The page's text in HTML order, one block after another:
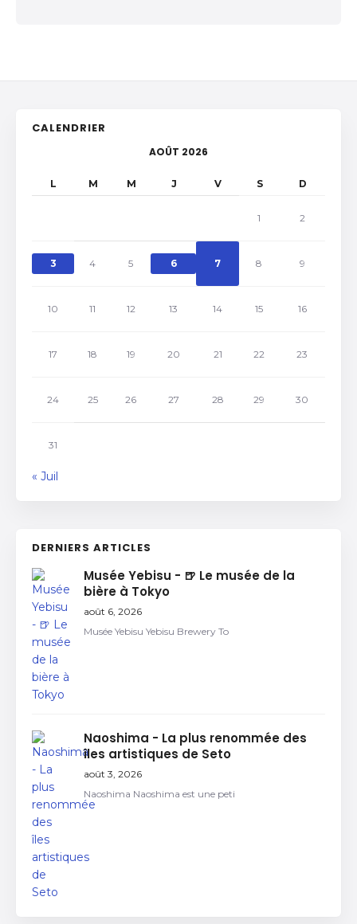
CALENDRIER
AOÛT 2026
L M M J V S D
1 2
3 4 5 6 7 8 9
10 11 12 13 14 15 16
17 18 19 20 21 22 23
24 25 26 27 28 29 30
31
« Juil
DERNIERS ARTICLES
Musée Yebisu - 🍺 Le musée de la
bière à Tokyo
août 6, 2026
Musée Yebisu Yebisu Brewery To
Naoshima - La plus renommée des
îles artistiques de Seto
août 3, 2026
Naoshima Naoshima est une peti